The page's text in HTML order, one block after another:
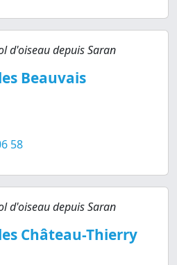
d'oiseau depuis Saran
Beauvais
58
d'oiseau depuis Saran
Château-Thierry